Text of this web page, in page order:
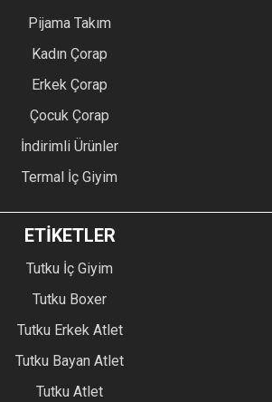
Pijama Takım
Kadın Çorap
Erkek Çorap
Çocuk Çorap
İndirimli Ürünler
Termal İç Giyim
ETİKETLER
Tutku İç Giyim
Tutku Boxer
Tutku Erkek Atlet
Tutku Bayan Atlet
Tutku Atlet